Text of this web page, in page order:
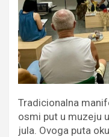
Tradicionalna
osmi put u muzeju
jula. Ovoga puta